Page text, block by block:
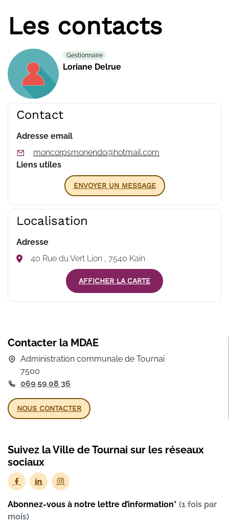
Les contacts
Gestionnaire
Loriane Delrue
Contact
Adresse email
moncorpsmonendo@hotmail.com
Liens utiles
ENVOYER UN MESSAGE
Localisation
Adresse
40 Rue du Vert Lion , 7540 Kain
AFFICHER LA CARTE
Contacter la MDAE
Administration communale de Tournai
7500
069 59 08 36
NOUS CONTACTER
Suivez la Ville de Tournai sur les réseaux
sociaux
Abonnez-vous à notre lettre d’information* (1 fois par
mois)